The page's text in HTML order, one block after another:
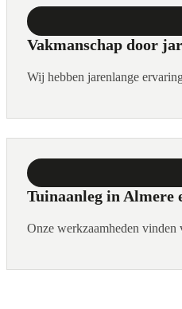
Vakmanschap door
Wij hebben jarenlange
Tuinaanleg in Almere
Onze werkzaamheden